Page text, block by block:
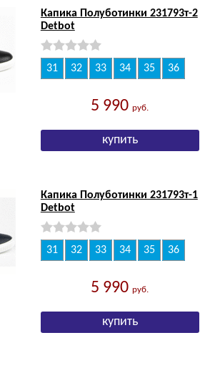
Капика Полуботинки 231793т-2
Detbot
31 32 33 34 35 36
5 990руб.
Капика Полуботинки 231793т-1
Detbot
31 32 33 34 35 36
5 990руб.